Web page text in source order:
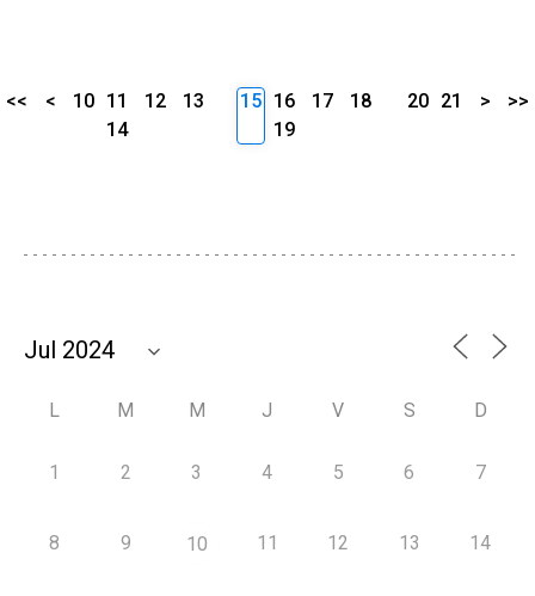
<< < 10 11 12
13
14
15 16 17
18
19
20 21 > >>
L M M J V S D
1 2 3 4 5 6 7
8 9 10 11 12 13 14